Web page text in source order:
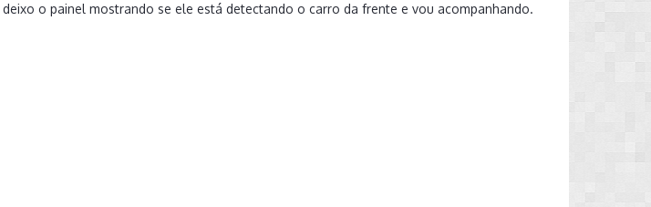
o painel mostrando se ele está detectando o carro da frente e vou acompanhando.